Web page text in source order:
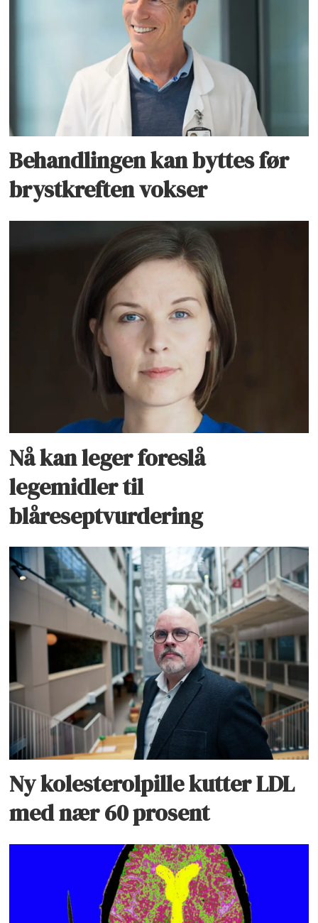
Behandlingen kan byttes før
brystkreften vokser
Nå kan leger foreslå
legemidler til
blåreseptvurdering
Ny kolesterolpille kutter LDL
med nær 60 prosent